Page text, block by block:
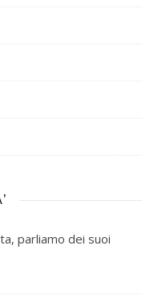
parliamo dei suoi